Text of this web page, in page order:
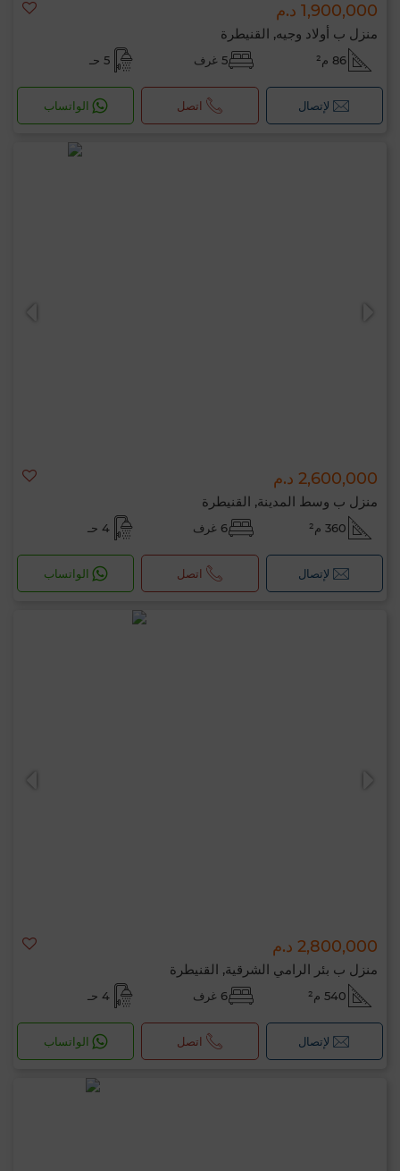
1,900,000 د.م
منزل ب أولاد وجيه, القنيطرة
86 م² 5 غرف 5 حـ
لإتصال اتصل الواتساب
2,600,000 د.م
منزل ب وسط المدينة, القنيطرة
360 م² 6 غرف 4 حـ
لإتصال اتصل الواتساب
2,800,000 د.م
منزل ب بئر الرامي الشرقية, القنيطرة
540 م² 6 غرف 4 حـ
لإتصال اتصل الواتساب